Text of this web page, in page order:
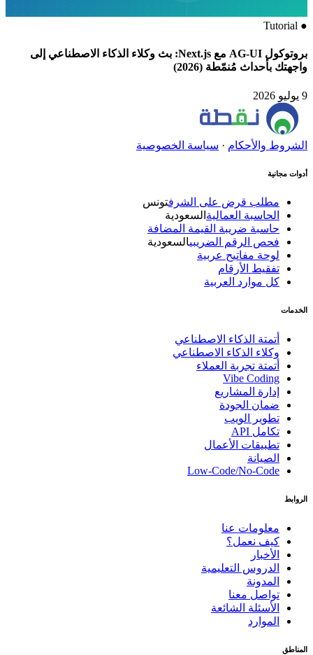
●
Tutorial
بروتوكول AG-UI مع Next.js: بث وكلاء الذكاء الاصطناعي إلى
واجهتك بأحداث مُنمّطة (2026)
الشروط والأحكام· سياسة الخصوصية
أدوات مجانية
مطلب قرض على الشرف تونس
الحاسبة العماليةالسعودية
حاسبة ضريبة القيمة المضافة
فحص الرقم الضريبيالسعودية
لوحة مفاتيح عربية
تفقيط الأرقام
كل موارد العربية
الخدمات
أتمتة الذكاء الاصطناعي
وكلاء الذكاء الاصطناعي
أتمتة تجربة العملاء
Vibe Coding
إدارة المشاريع
ضمان الجودة
تطوير الويب
تكامل API
تطبيقات الأعمال
الصيانة
Low-Code/No-Code
الروابط
معلومات عنا
كيف نعمل؟
الأخبار
الدروس التعليمية
المدونة
تواصل معنا
الأسئلة الشائعة
الموارد
المناطق